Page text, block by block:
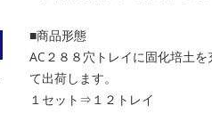
■商品形態
AC２８８穴トレイに固化培土
て出荷します。
１セット⇒１２トレイ